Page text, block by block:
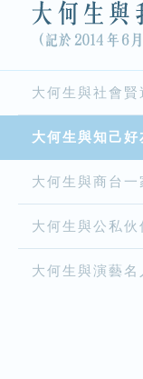
大何生與社會賢
大何生與知己好
大何生與商台一
大何生與公私伙
大何生與演藝名